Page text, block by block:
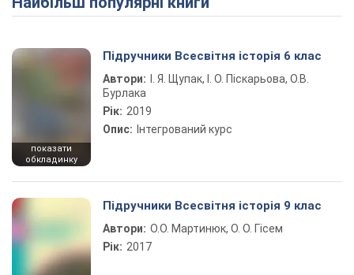
показати
обкладинку
Підручники Всесвітня історія 6 клас
Автори:
І. Я. Щупак, І. О. Піскарьова, О.В.
Бурлака
Рік: 2019
Опис: Інтегрований курс
Підручники Всесвітня історія 9 клас
Автори: О.О. Мартинюк, О. О. Гісем
Рік: 2017